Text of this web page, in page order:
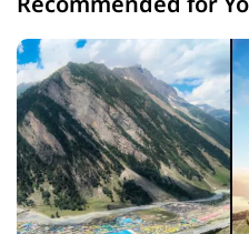
Recommended for